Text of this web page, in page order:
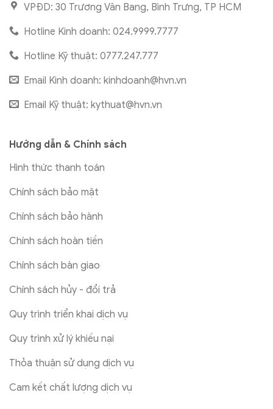
VPĐD: 30 Trương Văn Bang, Bình Trưng, TP HCM
Hotline Kinh doanh: 024.9999.7777
Hotline Kỹ thuật: 0777.247.777
Email Kinh doanh: kinhdoanh@hvn.vn
Email Kỹ thuật: kythuat@hvn.vn
Hướng dẫn & Chính sách
Hình thức thanh toán
Chính sách bảo mật
Chính sách bảo hành
Chính sách hoàn tiền
Chính sách bàn giao
Chính sách hủy - đổi trả
Quy trình triển khai dịch vụ
Quy trình xử lý khiếu nại
Thỏa thuận sử dụng dịch vụ
Cam kết chất lượng dịch vụ